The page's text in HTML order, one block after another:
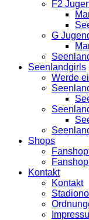
F2
G
Seenlandgirls
Werde
Shops
Kontakt
Kontakt